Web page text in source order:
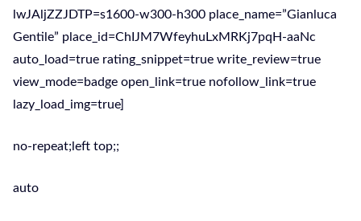
lwJAljZZJDTP=s1600-w300-h300 place_name=”Gianluca
Gentile” place_id=ChIJM7WfeyhuLxMRKj7pqH-aaNc
auto_load=true rating_snippet=true write_review=true
view_mode=badge open_link=true nofollow_link=true
lazy_load_img=true]
no-repeat;left top;;
auto